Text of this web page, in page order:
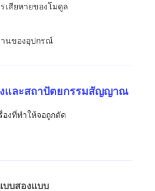
เสียหายของโมดูล
านของอุปกรณ์
และสถาปัตยกรรมสัญญาณ
องที่ทําให้จอถูกตัด
บบสองแบบ